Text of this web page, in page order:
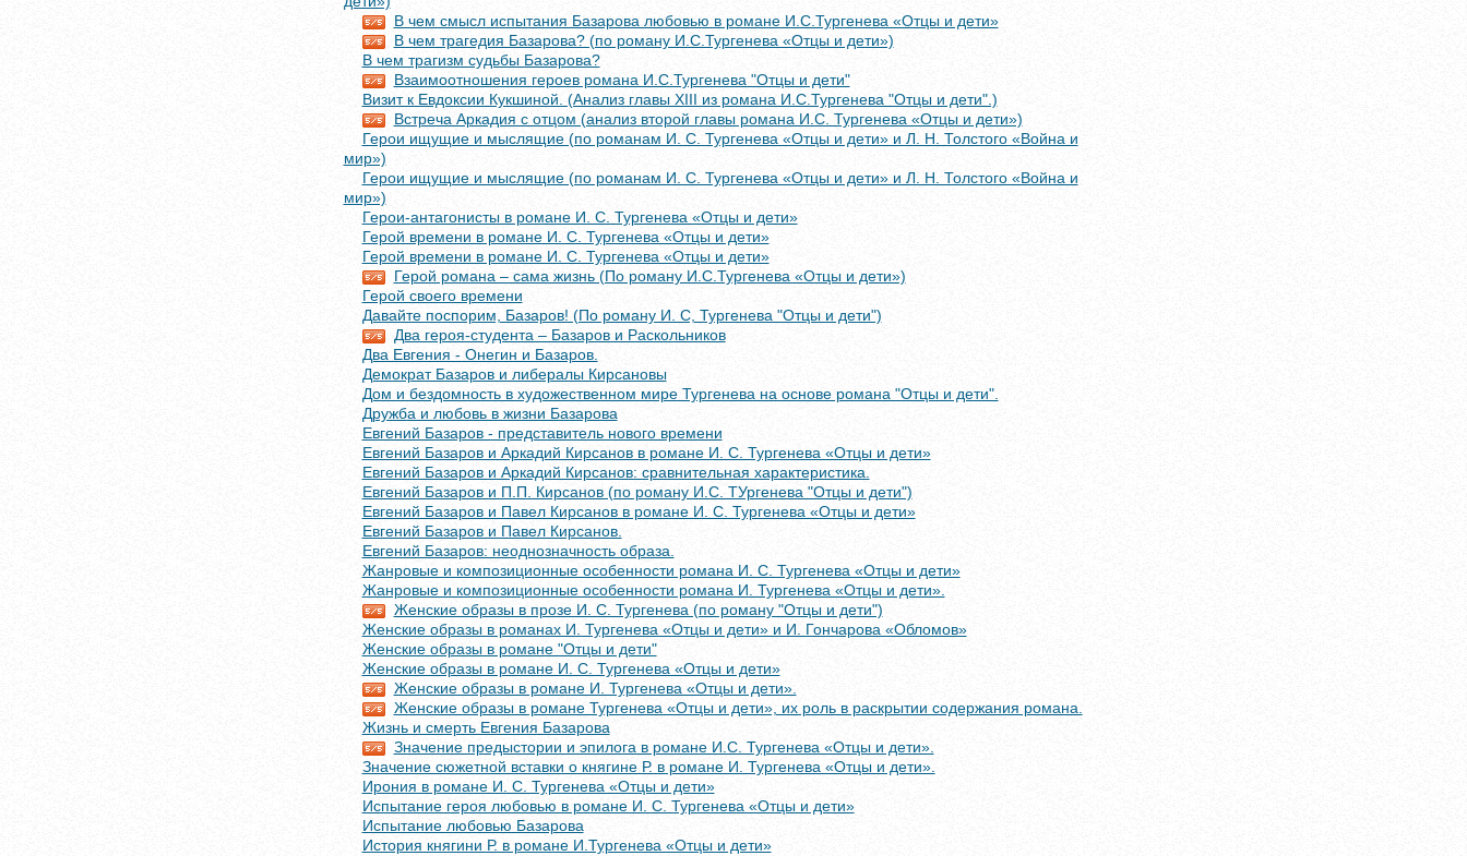
В чем смысл испытания Базарова любовью в романе И.С.Тургенева «Отцы и дети»
В чем трагедия Базарова? (по роману И.С.Тургенева «Отцы и дети»)
В чем трагизм судьбы Базарова?
Взаимоотношения героев романа И.С.Тургенева "Отцы и дети"
Визит к Евдоксии Кукшиной. (Анализ главы XIII из романа И.С.Тургенева "Отцы и дети".)
Встреча Аркадия с отцом (анализ второй главы романа И.С. Тургенева «Отцы и дети»)
Герои ищущие и мыслящие (по романам И. С. Тургенева «Отцы и дети» и Л. Н. Толстого «Война и
мир»)
Герои ищущие и мыслящие (по романам И. С. Тургенева «Отцы и дети» и Л. Н. Толстого «Война и
мир»)
Герои-антагонисты в романе И. С. Тургенева «Отцы и дети»
Герой времени в романе И. С. Тургенева «Отцы и дети»
Герой времени в романе И. С. Тургенева «Отцы и дети»
Герой романа – сама жизнь (По роману И.С.Тургенева «Отцы и дети»)
Герой своего времени
Давайте поспорим, Базаров! (По роману И. С, Тургенева "Отцы и дети")
Два героя-студента – Базаров и Раскольников
Два Евгения - Онегин и Базаров.
Демократ Базаров и либералы Кирсановы
Дом и бездомность в художественном мире Тургенева на основе романа "Отцы и дети".
Дружба и любовь в жизни Базарова
Евгений Базаров - представитель нового времени
Евгений Базаров и Аркадий Кирсанов в романе И. С. Тургенева «Отцы и дети»
Евгений Базаров и Аркадий Кирсанов: сравнительная характеристика.
Евгений Базаров и П.П. Кирсанов (по роману И.С. ТУргенева "Отцы и дети")
Евгений Базаров и Павел Кирсанов в романе И. С. Тургенева «Отцы и дети»
Евгений Базаров и Павел Кирсанов.
Евгений Базаров: неоднозначность образа.
Жанровые и композиционные особенности романа И. С. Тургенева «Отцы и дети»
Жанровые и композиционные особенности романа И. Тургенева «Отцы и дети».
Женские образы в прозе И. С. Тургенева (по роману "Отцы и дети")
Женские образы в романах И. Тургенева «Отцы и дети» и И. Гончарова «Обломов»
Женские образы в романе "Отцы и дети"
Женские образы в романе И. С. Тургенева «Отцы и дети»
Женские образы в романе И. Тургенева «Отцы и дети».
Женские образы в романе Тургенева «Отцы и дети», их роль в раскрытии содержания романа.
Жизнь и смерть Евгения Базарова
Значение предыстории и эпилога в романе И.С. Тургенева «Отцы и дети».
Значение сюжетной вставки о княгине Р. в романе И. Тургенева «Отцы и дети».
Ирония в романе И. С. Тургенева «Отцы и дети»
Испытание героя любовью в романе И. С. Тургенева «Отцы и дети»
Испытание любовью Базарова
История княгини Р. в романе И.Тургенева «Отцы и дети»